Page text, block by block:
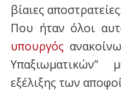
βίαιες αποστρατείες.
Που ήταν όλοι
υπουργός
Υπαξιωματικών”
εξέλιξης των